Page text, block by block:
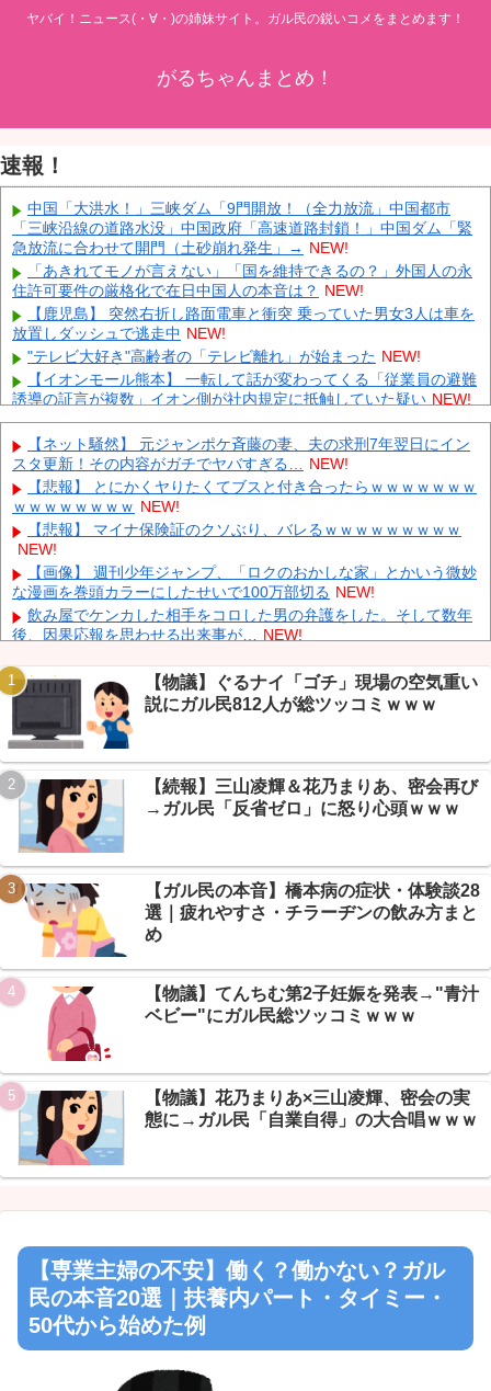
ヤバイ！ニュース(・∀・)の姉妹サイト。ガル民の鋭いコメをまとめます！
がるちゃんまとめ！
速報！
中国「大洪水！」三峡ダム「9門開放！（全力放流」中国都市
「三峡沿線の道路水没」中国政府「高速道路封鎖！」中国ダム「緊
急放流に合わせて開門（土砂崩れ発生」→ NEW!
「あきれてモノが言えない」「国を維持できるの？」外国人の永
住許可要件の厳格化で在日中国人の本音は？ NEW!
【鹿児島】 突然右折し路面電車と衝突 乗っていた男女3人は車を
放置しダッシュで逃走中 NEW!
"テレビ大好き"高齢者の「テレビ離れ」が始まった NEW!
【イオンモール熊本】 一転して話が変わってくる「従業員の避難
誘導の証言が複数」イオン側が社内規定に抵触していた疑い NEW!
やっぱり肉が好き NEW!
外国人「2026年バロンドールは誰が受賞すべき?」エンバペ、今
季無冠でも初受賞か!?海外ファンが考える本命とは!?【海外の反
応】 NEW!
FC東京開幕戦でのDF長友佑都の“挨拶”、スポニチがネタバレ報道
NEW!
【動画】 撮影走行でホンダADUO改良型エンジン（PU）を搭載
したアストンマーチンが“いい音”と話題に NEW!
【悲報】 氷河期弱おぢ（50）、新聞に絶望の投稿ｗｗｗｗｗｗｗ
ｗｗｗｗ NEW!
Powered by livedoor 相互RSS
【ネット騒然】 元ジャンポケ斉藤の妻、夫の求刑7年翌日にイン
スタ更新！その内容がガチでヤバすぎる… NEW!
【悲報】 とにかくヤりたくてブスと付き合ったらｗｗｗｗｗｗｗ
ｗｗｗｗｗｗｗｗ NEW!
【悲報】 マイナ保険証のクソぶり、バレるｗｗｗｗｗｗｗｗｗ
NEW!
【画像】 週刊少年ジャンプ、「ロクのおかしな家」とかいう微妙
な漫画を巻頭カラーにしたせいで100万部切る NEW!
飲み屋でケンカした相手をコロした男の弁護をした。そして数年
後、因果応報を思わせる出来事が… NEW!
塁ゲッツーが戦犯」総ツッコミｗｗｗ NEW!
【悲報】年収800万・25歳ワイ、島根への左遷が濃厚→スレ民の
島根イジりが加速ｗｗｗ
【悲報】おんJ民、15歳キッズに完敗連発→AI審判「キッズの勝
ち」で老害扱いされるｗｗｗ NEW!
【朗報】RTX4060、未だに現役で大活躍中らしい
WWWWWWWWWWWWWWWWWW NEW!
【まとめ】森保監督『都内にサッカー専用スタを』国立で観客新
記録、スレ民『候補地は？』『税金？』ｗｗｗ
Powered by livedoor 相互RSS
【物議】ぐるナイ「ゴチ」現場の空気重い
説にガル民812人が総ツッコミｗｗｗ
【続報】三山凌輝＆花乃まりあ、密会再び
→ガル民「反省ゼロ」に怒り心頭ｗｗｗ
【ガル民の本音】橋本病の症状・体験談28
選｜疲れやすさ・チラーヂンの飲み方まと
め
【物議】てんちむ第2子妊娠を発表→"青汁
ベビー"にガル民総ツッコミｗｗｗ
【物議】花乃まりあ×三山凌輝、密会の実
態に→ガル民「自業自得」の大合唱ｗｗｗ
【専業主婦の不安】働く？働かない？ガル
民の本音20選｜扶養内パート・タイミー・
50代から始めた例